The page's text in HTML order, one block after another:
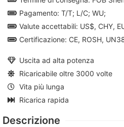
Pagamento: T/T; L/C; WU;
Valute accettabili: US$, CHY,
Certificazione: CE, ROSH,
Uscita ad alta potenza
Ricaricabile oltre 3000 volte
Vita più lunga
Ricarica rapida
Descrizione